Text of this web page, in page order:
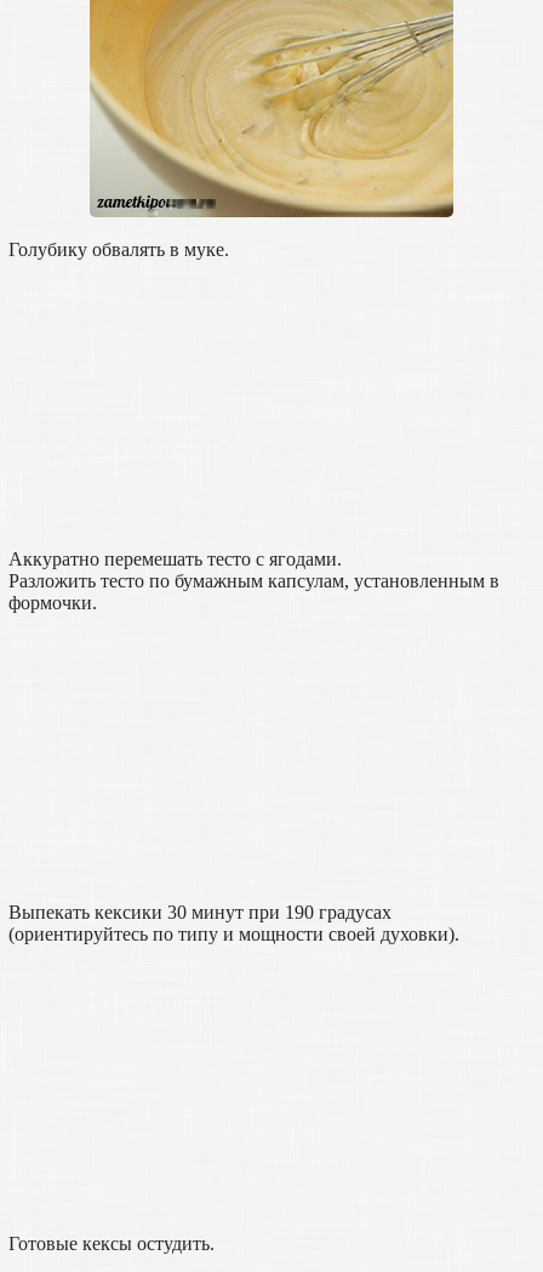
Голубику обвалять в муке.
Аккуратно перемешать тесто с ягодами.
Разложить тесто по бумажным капсулам, установленным в
формочки.
Выпекать кексики 30 минут при 190 градусах
(ориентируйтесь по типу и мощности своей духовки).
Готовые кексы остудить.